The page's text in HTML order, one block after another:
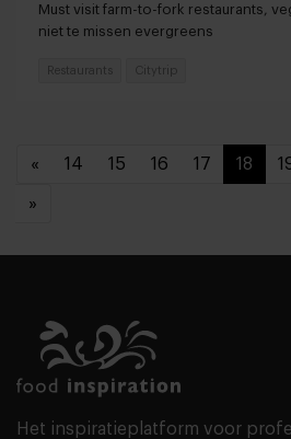
Must visit farm-to-fork restaurants,
niet te missen evergreens
Restaurants Citytrip
« 14 15 16 17 18
»
Het inspiratieplatform voor